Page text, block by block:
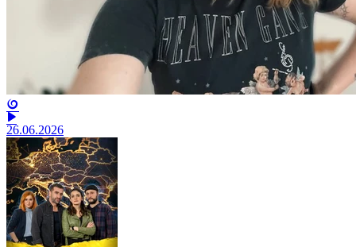
26.06.2026